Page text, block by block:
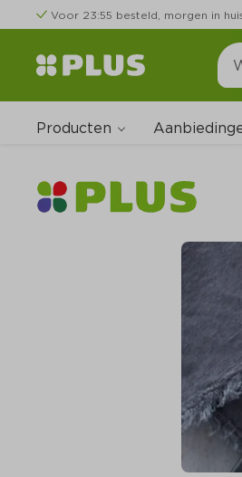
Voor 23:55 besteld, morgen in
Producten